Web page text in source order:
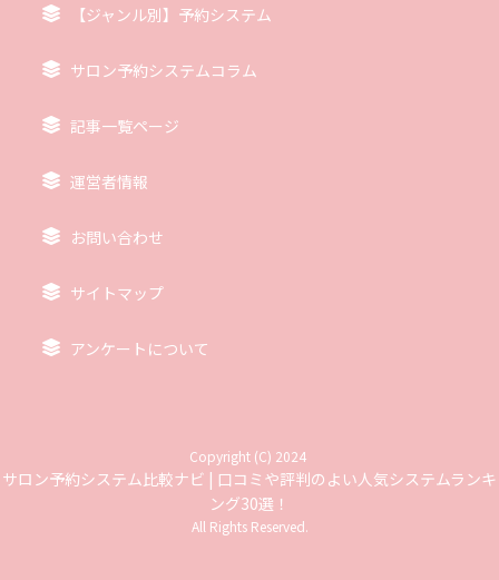
【ジャンル別】予約システム
サロン予約システムコラム
記事一覧ページ
運営者情報
お問い合わせ
サイトマップ
アンケートについて
Copyright (C) 2024
サロン予約システム比較ナビ | 口コミや評判のよい人気システムランキ
ング30選！
All Rights Reserved.